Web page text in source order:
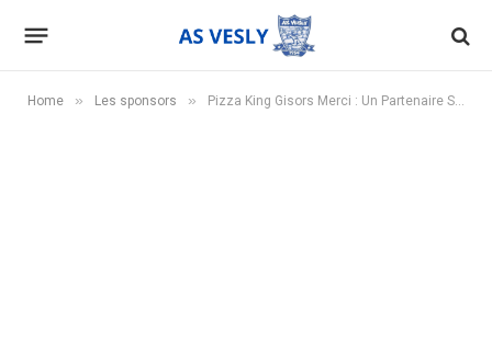
Home » Les sponsors » Pizza King Gisors Merci : Un Partenaire Savoureux pour l’AS Vesly